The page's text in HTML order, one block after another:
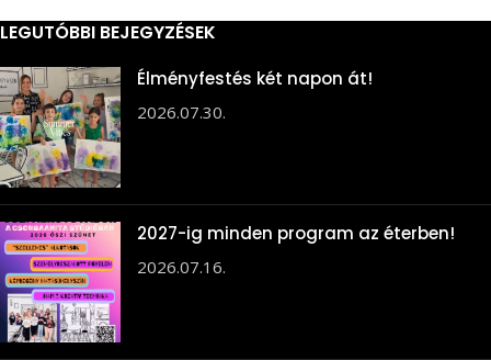
LEGUTÓBBI BEJEGYZÉSEK
Élményfestés két napon át!
2026.07.30.
2027-ig minden program az éterben!
2026.07.16.